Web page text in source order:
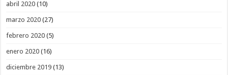
abril 2020 (10)
marzo 2020 (27)
febrero 2020 (5)
enero 2020 (16)
diciembre 2019 (13)